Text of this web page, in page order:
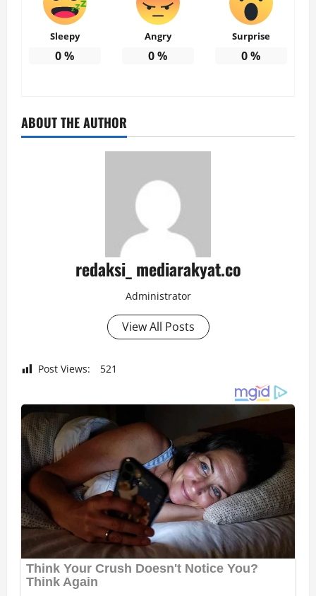
Sleepy
0%
Angry
0%
Surprise
0%
ABOUT THE AUTHOR
redaksi_ mediarakyat.co
Administrator
View All Posts
Post Views: 521